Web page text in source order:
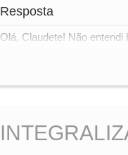
Resposta
Olá, Claudete! Não